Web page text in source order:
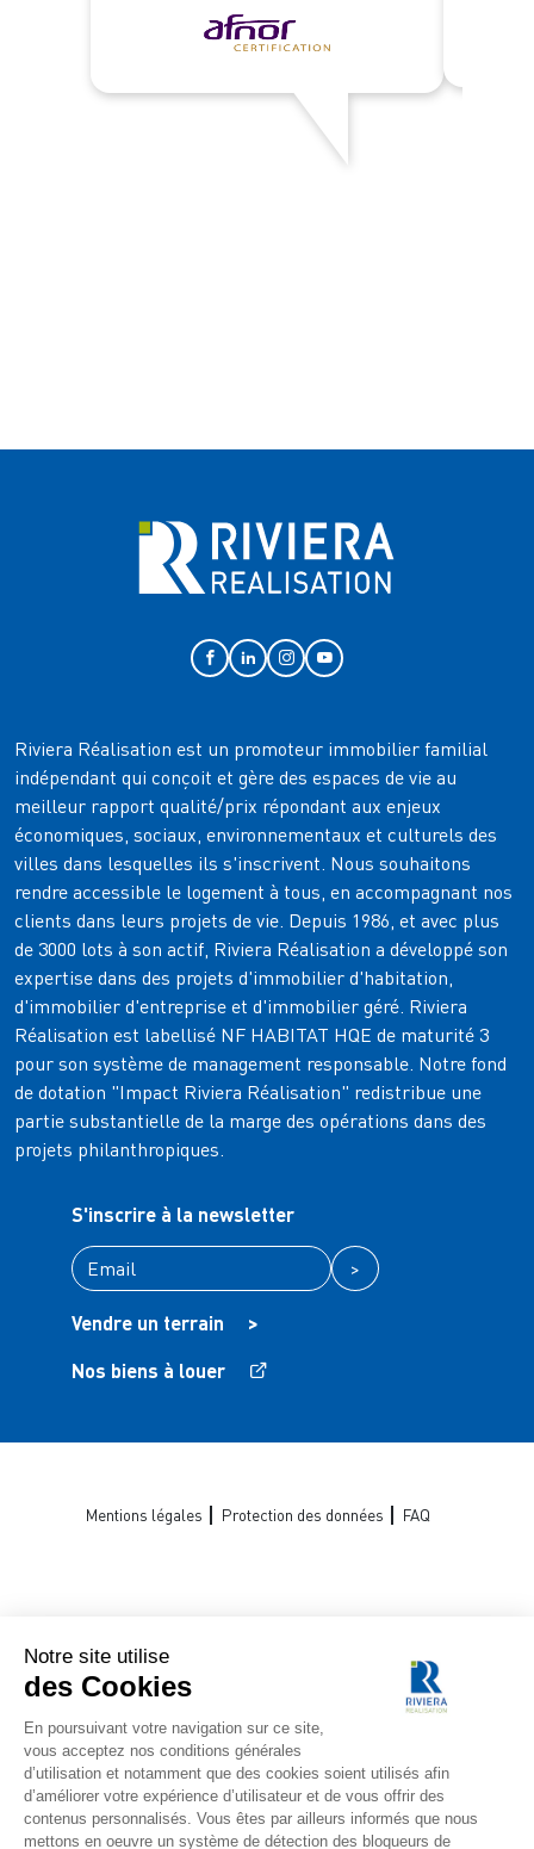
Riviera Réalisation est un promoteur immobilier familial
indépendant qui conçoit et gère des espaces de vie au
meilleur rapport qualité/prix répondant aux enjeux
économiques, sociaux, environnementaux et culturels des
villes dans lesquelles ils s'inscrivent. Nous souhaitons
rendre accessible le logement à tous, en accompagnant nos
clients dans leurs projets de vie. Depuis 1986, et avec plus
de 3000 lots à son actif, Riviera Réalisation a développé son
expertise dans des projets d'immobilier d'habitation,
d'immobilier d'entreprise et d'immobilier géré. Riviera
Réalisation est labellisé NF HABITAT HQE de maturité 3
pour son système de management responsable. Notre fond
de dotation "Impact Riviera Réalisation" redistribue une
partie substantielle de la marge des opérations dans des
projets philanthropiques.
S'inscrire à la newsletter
>
Vendre un terrain
>
Nos biens à louer
Mentions légales Protection des données FAQ